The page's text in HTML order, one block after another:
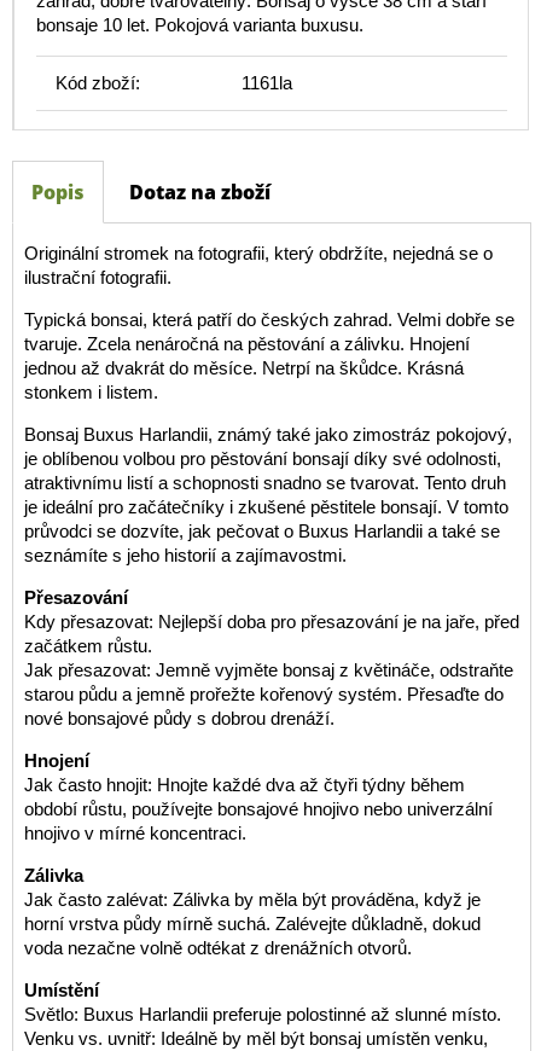
bonsaje 10 let. Pokojová varianta buxusu.
Kód zboží: 1161la
Popis Dotaz na zboží
Originální stromek na fotografii, který obdržíte, nejedná se o
ilustrační fotografii.
Typická bonsai, která patří do českých zahrad. Velmi dobře se
tvaruje. Zcela nenáročná na pěstování a zálivku. Hnojení
jednou až dvakrát do měsíce. Netrpí na škůdce. Krásná
stonkem i listem.
Bonsaj Buxus Harlandii, známý také jako zimostráz pokojový,
je oblíbenou volbou pro pěstování bonsají díky své odolnosti,
atraktivnímu listí a schopnosti snadno se tvarovat. Tento druh
je ideální pro začátečníky i zkušené pěstitele bonsají. V tomto
průvodci se dozvíte, jak pečovat o Buxus Harlandii a také se
seznámíte s jeho historií a zajímavostmi.
Přesazování
Kdy přesazovat: Nejlepší doba pro přesazování je na jaře, před
začátkem růstu.
Jak přesazovat: Jemně vyjměte bonsaj z květináče, odstraňte
starou půdu a jemně prořežte kořenový systém. Přesaďte do
nové bonsajové půdy s dobrou drenáží.
Hnojení
Jak často hnojit: Hnojte každé dva až čtyři týdny během
období růstu, používejte bonsajové hnojivo nebo univerzální
hnojivo v mírné koncentraci.
Zálivka
Jak často zalévat: Zálivka by měla být prováděna, když je
horní vrstva půdy mírně suchá. Zalévejte důkladně, dokud
voda nezačne volně odtékat z drenážních otvorů.
Umístění
Světlo: Buxus Harlandii preferuje polostinné až slunné místo.
Venku vs. uvnitř: Ideálně by měl být bonsaj umístěn venku,